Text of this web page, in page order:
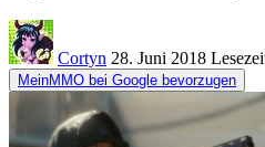
Cortyn 28. Juni 2018
MeinMMO bei Google bevorzugen